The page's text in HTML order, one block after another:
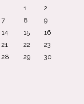
1
2
7 8
9
14 15
16
21 22
23
28 29
30